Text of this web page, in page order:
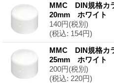
MMC DIN規格カ
20mm ホワイト
140円(税別)
(税込: 154円)
MMC DIN規格カ
25mm ホワイト
200円(税別)
(税込: 220円)